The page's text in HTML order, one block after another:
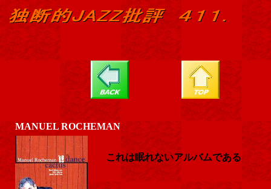
MANUEL ROCHEMAN
これは眠れないアルバムである